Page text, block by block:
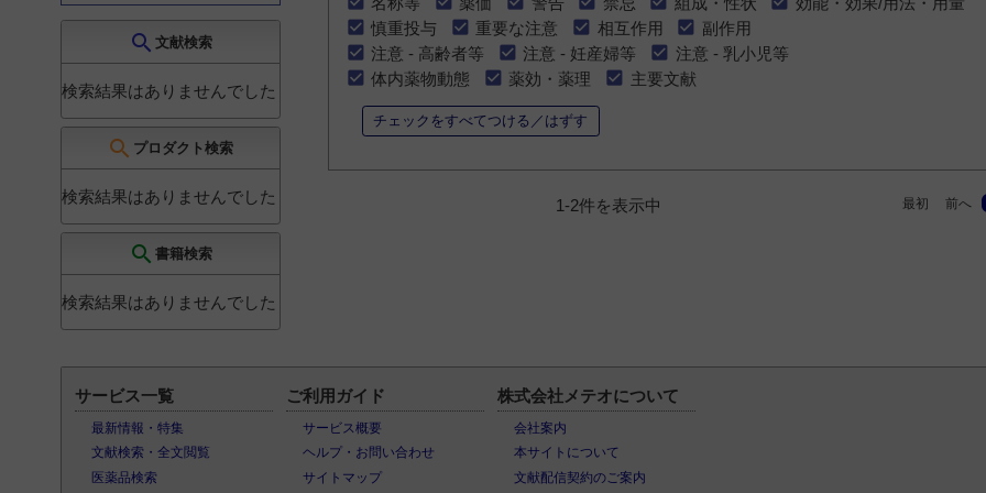
search 文献検索
検索結果はありませんでした
search プロダクト検索
検索結果はありませんでした
search 書籍検索
検索結果はありませんでした
慎重投与
重要な注意 相互作用
副作用
注意 - 高齢者等
注意 - 妊産婦等
注意 - 乳小児等
体内薬物動態
薬効・薬理 主要文献
チェックをすべてつける／はずす
1-2件を表示中 最初 前へ
サービス一覧
最新情報・特集
文献検索・全文閲覧
医薬品検索
ご利用ガイド
サービス概要
ヘルプ・お問い合わせ
サイトマップ
株式会社メテオについて
会社案内
本サイトについて
文献配信契約のご案内